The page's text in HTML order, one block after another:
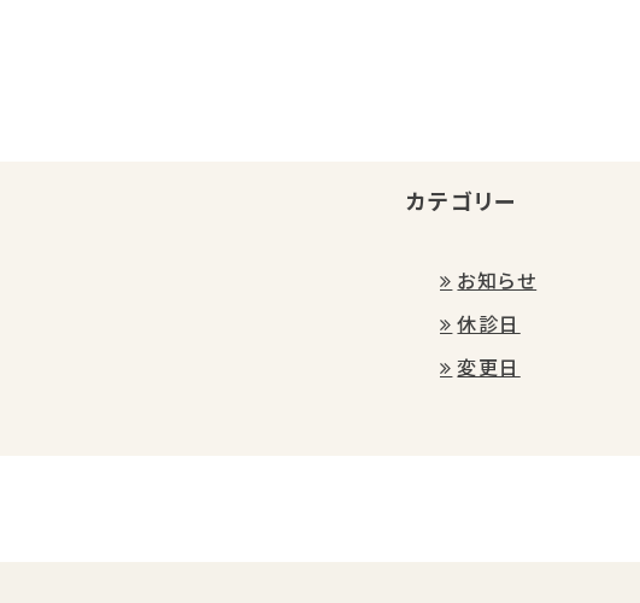
カテゴリー
お知らせ
休診日
変更日